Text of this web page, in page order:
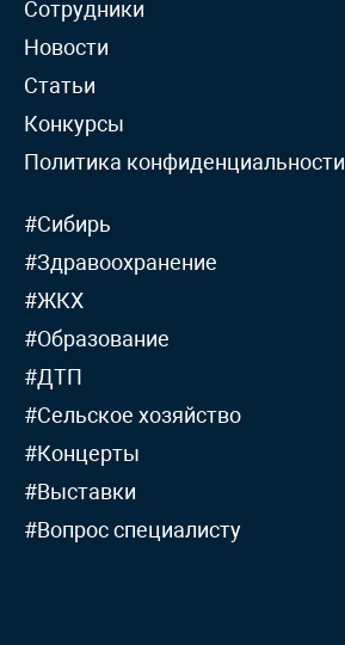
Сотрудники
Новости
Статьи
Конкурсы
Политика конфиденциальности
#Сибирь
#Здравоохранение
#ЖКХ
#Образование
#ДТП
#Сельское хозяйство
#Концерты
#Выставки
#Вопрос специалисту